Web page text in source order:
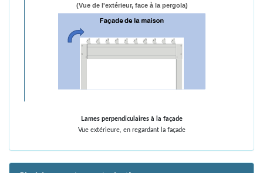
(Vue de l'extérieur, face à la pergola)
Lames perpendiculaires à la façade
Vue extérieure, en regardant la façade